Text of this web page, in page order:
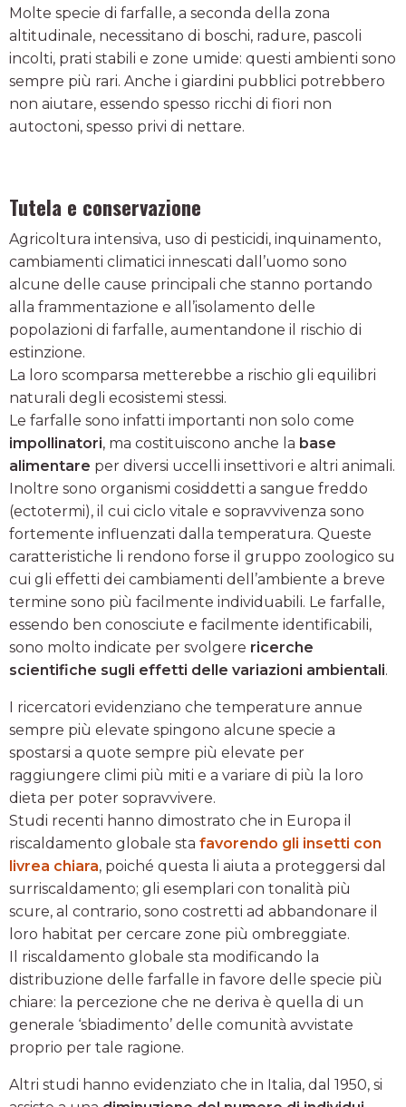
Molte specie di farfalle, a seconda della zona
altitudinale, necessitano di boschi, radure, pascoli
incolti, prati stabili e zone umide: questi ambienti sono
sempre più rari. Anche i giardini pubblici potrebbero
non aiutare, essendo spesso ricchi di fiori non
autoctoni, spesso privi di nettare.
Tutela e conservazione
Agricoltura intensiva, uso di pesticidi, inquinamento,
cambiamenti climatici innescati dall’uomo sono
alcune delle cause principali che stanno portando
alla frammentazione e all’isolamento delle
popolazioni di farfalle, aumentandone il rischio di
estinzione.
La loro scomparsa metterebbe a rischio gli equilibri
naturali degli ecosistemi stessi.
Le farfalle sono infatti importanti non solo come
impollinatori, ma costituiscono anche la base
alimentare per diversi uccelli insettivori e altri animali.
Inoltre sono organismi cosiddetti a sangue freddo
(ectotermi), il cui ciclo vitale e sopravvivenza sono
fortemente influenzati dalla temperatura. Queste
caratteristiche li rendono forse il gruppo zoologico su
cui gli effetti dei cambiamenti dell’ambiente a breve
termine sono più facilmente individuabili. Le farfalle,
essendo ben conosciute e facilmente identificabili,
sono molto indicate per svolgere ricerche
scientifiche sugli effetti delle variazioni ambientali.
I ricercatori evidenziano che temperature annue
sempre più elevate spingono alcune specie a
spostarsi a quote sempre più elevate per
raggiungere climi più miti e a variare di più la loro
dieta per poter sopravvivere.
Studi recenti hanno dimostrato che in Europa il
riscaldamento globale sta favorendo gli insetti con
livrea chiara, poiché questa li aiuta a proteggersi dal
surriscaldamento; gli esemplari con tonalità più
scure, al contrario, sono costretti ad abbandonare il
loro habitat per cercare zone più ombreggiate.
Il riscaldamento globale sta modificando la
distribuzione delle farfalle in favore delle specie più
chiare: la percezione che ne deriva è quella di un
generale ‘sbiadimento’ delle comunità avvistate
proprio per tale ragione.
Altri studi hanno evidenziato che in Italia, dal 1950, si